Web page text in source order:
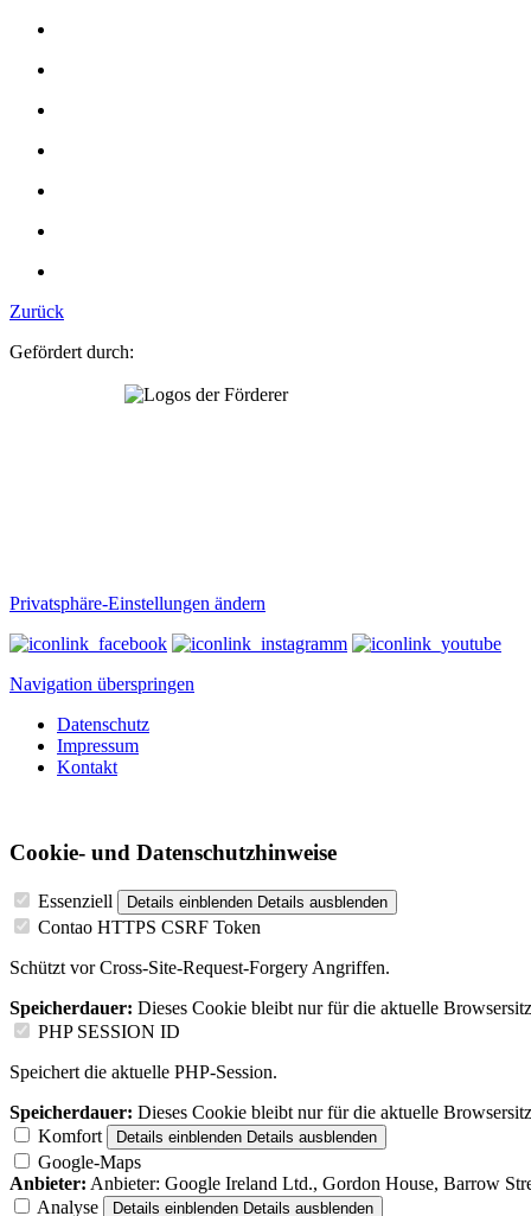
Zurück
Gefördert durch:
Privatsphäre-Einstellungen ändern
Navigation überspringen
Datenschutz
Impressum
Kontakt
Cookie- und Datenschutzhinweise
Essenziell Details einblenden Details ausblenden
Contao HTTPS CSRF Token
Schützt vor Cross-Site-Request-Forgery Angriffen.
Speicherdauer: Dieses Cookie bleibt nur für die aktuelle
PHP SESSION ID
Speichert die aktuelle PHP-Session.
Speicherdauer: Dieses Cookie bleibt nur für die aktuelle
Komfort
Details einblenden Details ausblenden
Google-Maps
Anbieter: Anbieter: Google Ireland Ltd., Gordon House, Barrow
Analyse
Details einblenden Details ausblenden